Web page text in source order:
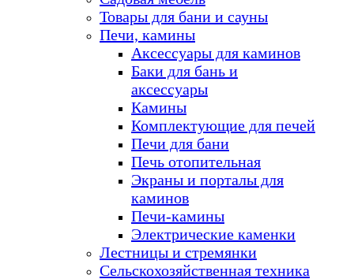
Товары для бани и сауны
Печи, камины
Аксессуары для каминов
Баки для бань и
аксессуары
Камины
Комплектующие для печей
Печи для бани
Печь отопительная
Экраны и порталы для
каминов
Печи-камины
Электрические каменки
Лестницы и стремянки
Сельскохозяйственная техника